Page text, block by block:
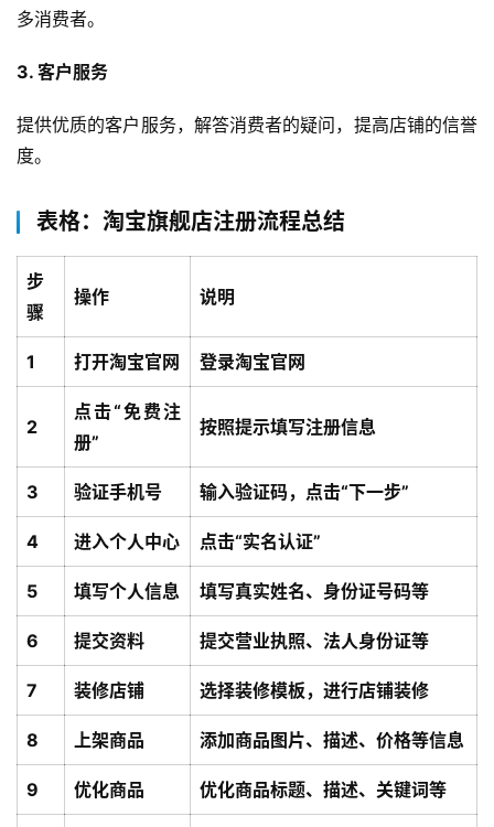
多消费者。
3. 客户服务
提供优质的客户服务，解答消费者的疑问，提高店铺的信誉
度。
表格：淘宝旗舰店注册流程总结
步
骤
操作 说明
1 打开淘宝官网 登录淘宝官网
2
点击“免费注
册”
按照提示填写注册信息
3 验证手机号 输入验证码，点击“下一步”
4 进入个人中心 点击“实名认证”
5 填写个人信息 填写真实姓名、身份证号码等
6 提交资料 提交营业执照、法人身份证等
7 装修店铺 选择装修模板，进行店铺装修
8 上架商品 添加商品图片、描述、价格等信息
9 优化商品 优化商品标题、描述、关键词等